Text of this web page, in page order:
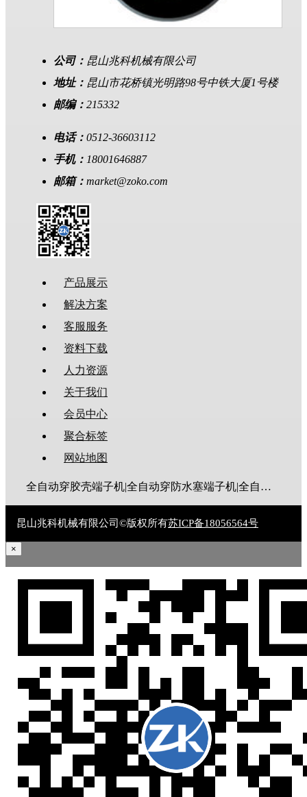
公司： 昆山兆科机械有限公司
地址： 昆山市花桥镇光明路98号中铁大厦1号楼
邮编： 215332
电话： 0512-36603112
手机： 18001646887
邮箱： market@zoko.com
产品展示
解决方案
客服服务
资料下载
人力资源
关于我们
会员中心
聚合标签
网站地图
全自动穿胶壳端子机|全自动穿防水塞端子机|全自动穿热缩管端子机|全自动穿护套端子机|全自动穿号码管端子机|全自动端子机|全自动穿防水栓端子机|端子压着机|端子压接机|静音端子机|多芯线端子机|护套线端子机|全自动排线端子机|新能源大平方压接机|电脑剥线机|自动剥线机|裁线机|剥线机
昆山兆科机械有限公司©版权所有苏ICP备18056564号
×